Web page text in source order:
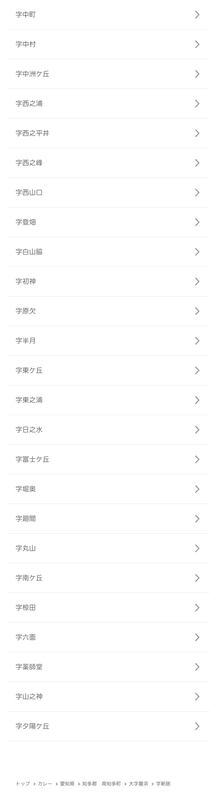
字中町
字中村
字中洲ケ丘
字西之浦
字西之平井
字西之峰
字西山口
字登畑
字白山脇
字初神
字原欠
字半月
字東ケ丘
字東之浦
字日之水
字冨士ケ丘
字堀奥
字廻間
字丸山
字南ケ丘
字椋田
字六面
字薬師堂
字山之神
字夕陽ケ丘
トップ カレー 愛知県 知多郡 南知多町 大字豊浜 字新居